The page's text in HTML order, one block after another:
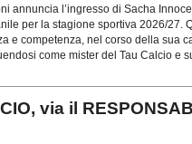
annuncia l’ingresso di Sacha
per la stagione sportiva 2026/27.
e competenza, nel corso della sua
come mister del Tau Calcio e
via il